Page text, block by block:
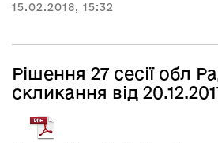
15.02.2018, 15:32
Рішення 27 сесії обл
скликання від